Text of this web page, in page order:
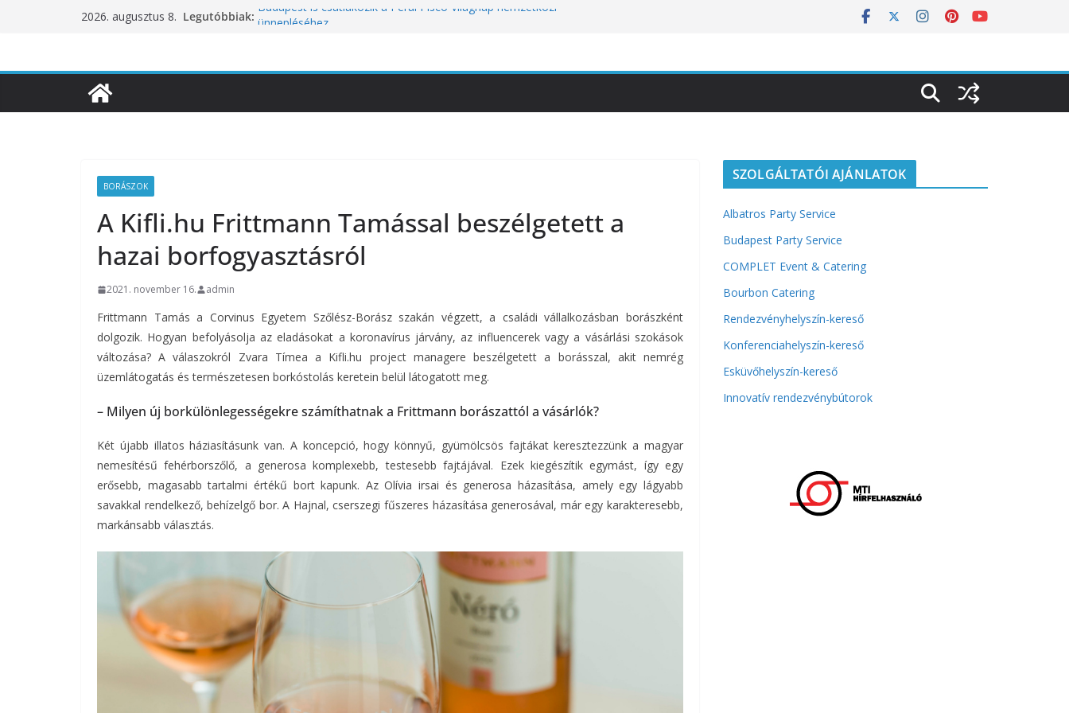
2026. augusztus 8. Legutóbbiak: Budapest is csatlakozik a Perui Pisco Világnap nemzetközi
inspirációiból született jubileumi menü
BORÁSZOK
A Kifli.hu Frittmann Tamással beszélgetett a
hazai borfogyasztásról
2021. november 16. admin
Frittmann Tamás a Corvinus Egyetem Szőlész-Borász szakán végzett, a családi vállalkozásban borászként
dolgozik. Hogyan befolyásolja az eladásokat a koronavírus járvány, az influencerek vagy a vásárlási szokások
változása? A válaszokról Zvara Tímea a Kifli.hu project managere beszélgetett a borásszal, akit nemrég
üzemlátogatás és természetesen borkóstolás keretein belül látogatott meg.
– Milyen új borkülönlegességekre számíthatnak a Frittmann borászattól a vásárlók?
Két újabb illatos háziasításunk van. A koncepció, hogy könnyű, gyümölcsös fajtákat keresztezzünk a magyar
nemesítésű fehérborszőlő, a generosa komplexebb, testesebb fajtájával. Ezek kiegészítik egymást, így egy
erősebb, magasabb tartalmi értékű bort kapunk. Az Olívia irsai és generosa házasítása, amely egy lágyabb
savakkal rendelkező, behízelgő bor. A Hajnal, cserszegi fűszeres házasítása generosával, már egy karakteresebb,
markánsabb választás.
SZOLGÁLTATÓI AJÁNLATOK
Albatros Party Service
Budapest Party Service
COMPLET Event & Catering
Bourbon Catering
Rendezvényhelyszín-kereső
Konferenciahelyszín-kereső
Esküvőhelyszín-kereső
Innovatív rendezvénybútorok